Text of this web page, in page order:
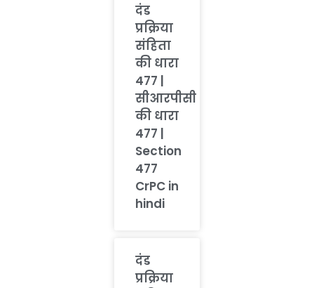
दंड
प्रक्रिया
संहिता
की धारा
477 |
सीआरपीसी
की धारा
477 |
Section
477
CrPC in
hindi
दंड
प्रक्रिया